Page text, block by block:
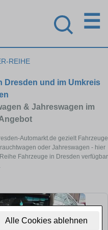
Alle Cookies ablehnen
☰
REIHE
Dresden und im Umkreis
& Jahreswagen im
Automarkt.de gezielt Fahrzeuge
oder Jahreswagen - hier
Fahrzeuge in Dresden verfügbar